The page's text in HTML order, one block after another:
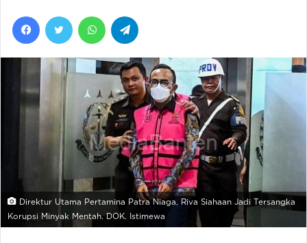
FacebookTwitter WhatsApp
Direktur Utama Pertamina Patra Niaga, Riva Siahaan Jadi Tersangka
Korupsi Minyak Mentah. DOK. Istimewa